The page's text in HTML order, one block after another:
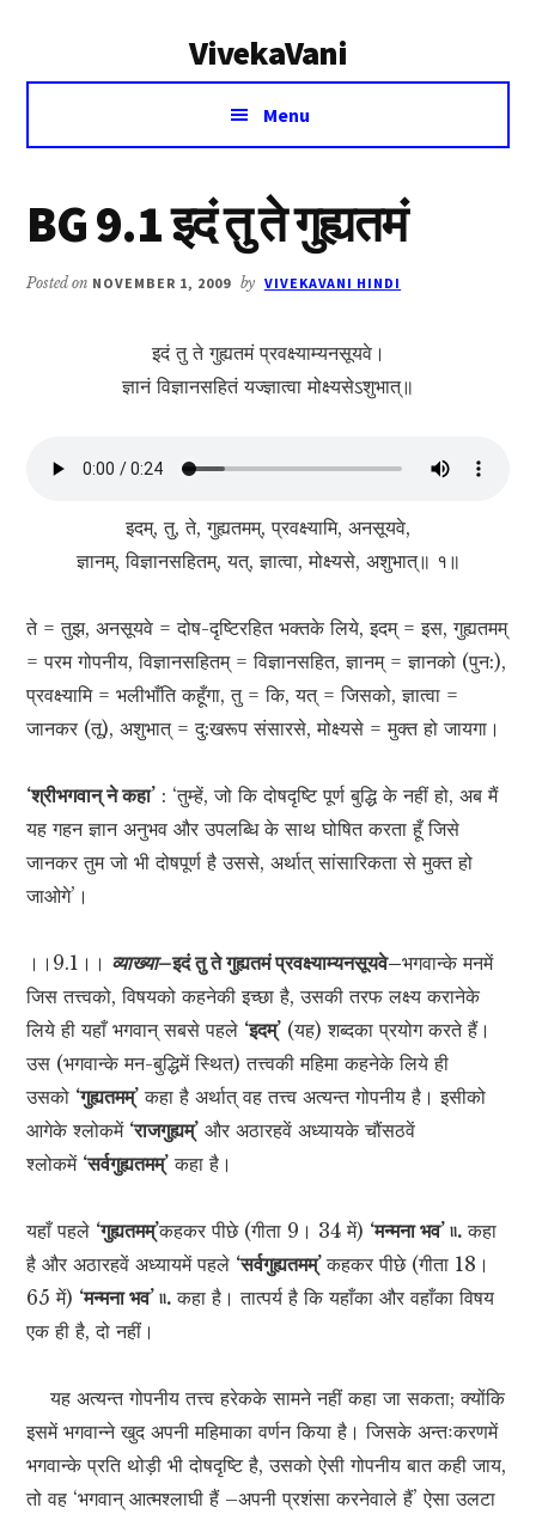
VivekaVani
Voice
Vivekananda
Menu
BG 9.1 इदं तु ते गुह्यतमं
Posted on NOVEMBER 1, 2009 by VIVEKAVANI HINDI
इदं तु ते गुह्यतमं प्रवक्ष्याम्यनसूयवे।
ज्ञानं विज्ञानसहितं यज्ज्ञात्वा मोक्ष्यसेऽशुभात्॥
इदम्, तु, ते, गुह्यतमम्, प्रवक्ष्यामि, अनसूयवे,
ज्ञानम्, विज्ञानसहितम्, यत्, ज्ञात्वा, मोक्ष्यसे, अशुभात्॥ १॥
ते = तुझ, अनसूयवे = दोष-दृष्टिरहित भक्तके लिये, इदम् = इस, गुह्यतमम्
= परम गोपनीय, विज्ञानसहितम् = विज्ञानसहित, ज्ञानम् = ज्ञानको (पुन:),
प्रवक्ष्यामि = भलीभाँति कहूँगा, तु = कि, यत् = जिसको, ज्ञात्वा =
जानकर (तू), अशुभात् = दु:खरूप संसारसे, मोक्ष्यसे = मुक्त हो जायगा।
‘श्रीभगवान् ने कहा’ : ‘तुम्हें, जो कि दोषदृष्टि पूर्ण बुद्धि के नहीं हो, अब मैं
यह गहन ज्ञान अनुभव और उपलब्धि के साथ घोषित करता हूँ जिसे
जानकर तुम जो भी दोषपूर्ण है उससे, अर्थात् सांसारिकता से मुक्त हो
जाओगे’।
।।9.1।। व्याख्या–इदं तु ते गुह्यतमं प्रवक्ष्याम्यनसूयवे–भगवान्के मनमें
जिस तत्त्वको, विषयको कहनेकी इच्छा है, उसकी तरफ लक्ष्य करानेके
लिये ही यहाँ भगवान् सबसे पहले ‘इदम्’ (यह) शब्दका प्रयोग करते हैं।
उस (भगवान्के मन-बुद्धिमें स्थित) तत्त्वकी महिमा कहनेके लिये ही
उसको ‘गुह्यतमम्’ कहा है अर्थात् वह तत्त्व अत्यन्त गोपनीय है। इसीको
आगेके श्लोकमें ‘राजगुह्यम्’ और अठारहवें अध्यायके चौंसठवें
श्लोकमें ‘सर्वगुह्यतमम्’ कहा है।
यहाँ पहले ‘गुह्यतमम्’कहकर पीछे (गीता 9। 34 में) ‘मन्मना भव’ ৷৷. कहा
है और अठारहवें अध्यायमें पहले ‘सर्वगुह्यतमम्’कहकर पीछे (गीता 18।
65 में) ‘मन्मना भव’ ৷৷. कहा है। तात्पर्य है कि यहाँका और वहाँका विषय
एक ही है, दो नहीं।
यह अत्यन्त गोपनीय तत्त्व हरेकके सामने नहीं कहा जा सकता; क्योंकि
इसमें भगवान्ने खुद अपनी महिमाका वर्णन किया है। जिसके अन्तःकरणमें
भगवान्के प्रति थोड़ी भी दोषदृष्टि है, उसको ऐसी गोपनीय बात कही जाय,
तो वह ‘भगवान् आत्मश्लाघी हैं –अपनी प्रशंसा करनेवाले हैं’ ऐसा उलटा